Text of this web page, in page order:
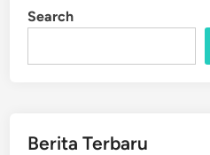
Search
Berita Terbaru